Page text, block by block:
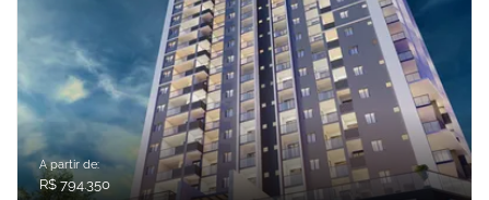
A partir de:
R$ 794.350